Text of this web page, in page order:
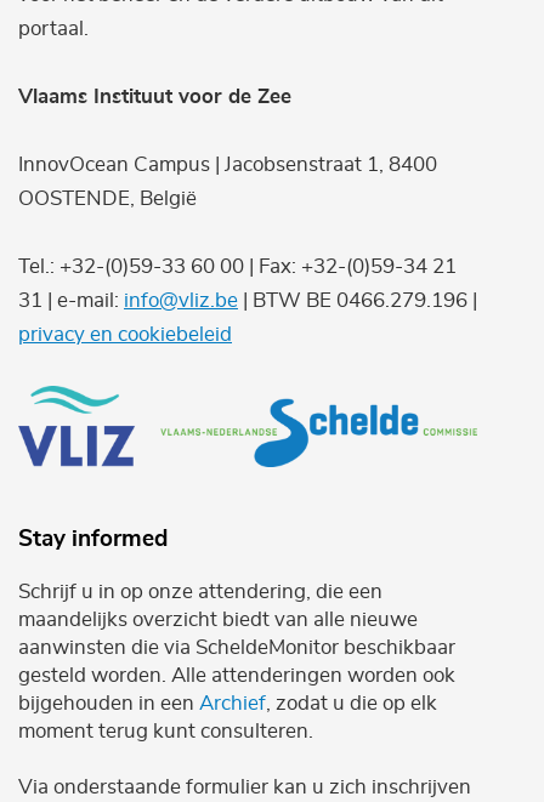
portaal.
Vlaams Instituut voor de Zee
InnovOcean Campus | Jacobsenstraat 1, 8400
OOSTENDE, België
Tel.: +32-(0)59-33 60 00 | Fax: +32-(0)59-34 21
31 | e-mail: info@vliz.be | BTW BE 0466.279.196 |
privacy en cookiebeleid
Stay informed
Schrijf u in op onze attendering, die een
maandelijks overzicht biedt van alle nieuwe
aanwinsten die via ScheldeMonitor beschikbaar
gesteld worden. Alle attenderingen worden ook
bijgehouden in een Archief , zodat u die op elk
moment terug kunt consulteren.
Via onderstaande formulier kan u zich inschrijven